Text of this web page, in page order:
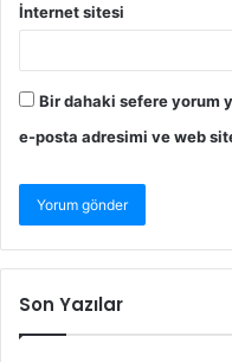
İnternet sitesi
Bir dahaki sefere yorum
e-posta adresimi ve web
Son Yazılar